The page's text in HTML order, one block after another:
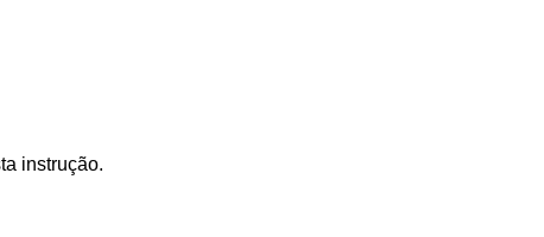
instrução.